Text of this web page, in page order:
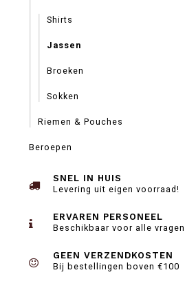
Shirts
Jassen
Broeken
Sokken
Riemen & Pouches
Beroepen
SNEL IN HUIS
Levering uit eigen voorraad!
ERVAREN PERSONEEL
Beschikbaar voor alle
GEEN VERZENDKOSTEN
Bij bestellingen boven €100